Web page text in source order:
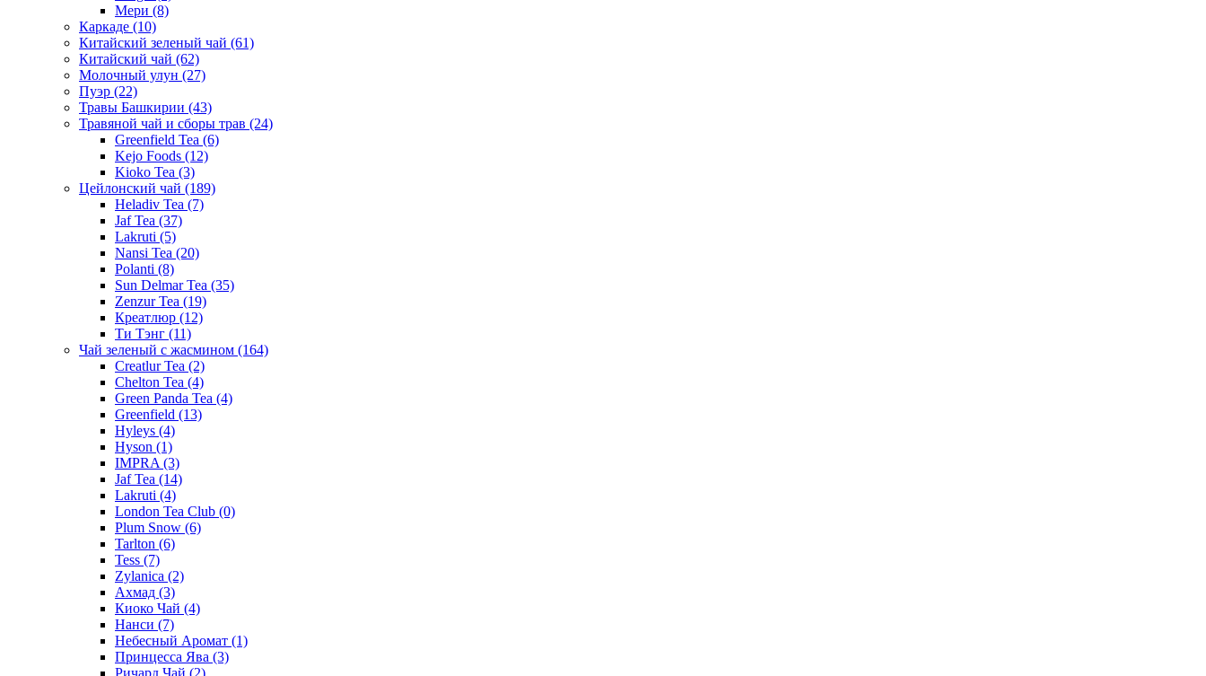
Мери (8)
Каркаде (10)
Китайский зеленый чай (61)
Китайский чай (62)
Молочный улун (27)
Пуэр (22)
Травы Башкирии (43)
Травяной чай и сборы трав (24)
Greenfield Tea (6)
Kejo Foods (12)
Kioko Tea (3)
Цейлонский чай (189)
Heladiv Tea (7)
Jaf Tea (37)
Lakruti (5)
Nansi Tea (20)
Polanti (8)
Sun Delmar Tea (35)
Zenzur Tea (19)
Креатлюр (12)
Ти Тэнг (11)
Чай зеленый с жасмином (164)
Creatlur Tea (2)
Chelton Tea (4)
Green Panda Tea (4)
Greenfield (13)
Hyleys (4)
Hyson (1)
IMPRA (3)
Jaf Tea (14)
Lakruti (4)
London Tea Club (0)
Plum Snow (6)
Tarlton (6)
Tess (7)
Zylanica (2)
Ахмад (3)
Киоко Чай (4)
Нанси (7)
Небесный Аромат (1)
Принцесса Ява (3)
Ричард Чай (2)